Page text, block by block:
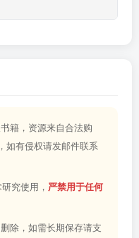
籍，资源来自合法购
如有侵权请发邮件联系
究使用， 严禁用于任何
除，如需长期保存请支